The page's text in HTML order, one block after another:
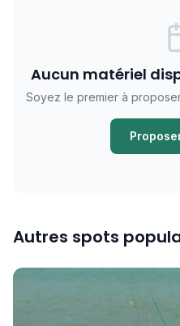
Aucun matériel
Soyez le premier à
Autres spots